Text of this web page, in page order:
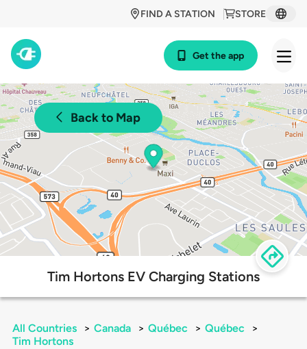
STORE
FIND A STATION
Get the app
Back to Map
Tim Hortons EV Charging Stations
All Countries > Canada > Québec > Québec
>
Tim Hortons